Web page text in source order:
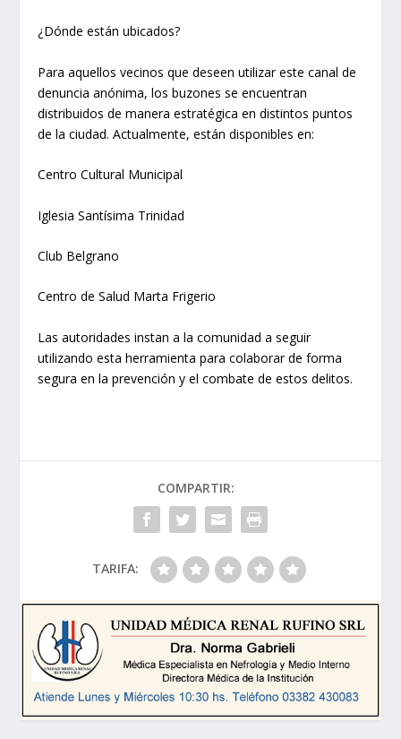
¿Dónde están ubicados?
Para aquellos vecinos que deseen utilizar este canal de
denuncia anónima, los buzones se encuentran
distribuidos de manera estratégica en distintos puntos
de la ciudad. Actualmente, están disponibles en:
Centro Cultural Municipal
Iglesia Santísima Trinidad
Club Belgrano
Centro de Salud Marta Frigerio
Las autoridades instan a la comunidad a seguir
utilizando esta herramienta para colaborar de forma
segura en la prevención y el combate de estos delitos.
COMPARTIR:
TARIFA: